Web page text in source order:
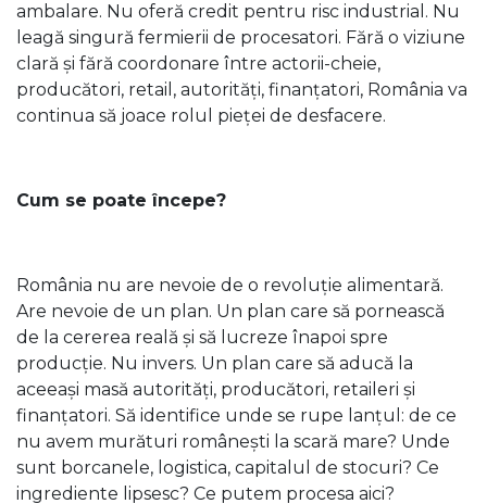
ambalare. Nu oferă credit pentru risc industrial. Nu
leagă singură fermierii de procesatori. Fără o viziune
clară și fără coordonare între actorii-cheie,
producători, retail, autorități, finanțatori, România va
continua să joace rolul pieței de desfacere.
Cum se poate începe?
România nu are nevoie de o revoluție alimentară.
Are nevoie de un plan. Un plan care să pornească
de la cererea reală și să lucreze înapoi spre
producție. Nu invers. Un plan care să aducă la
aceeași masă autorități, producători, retaileri și
finanțatori. Să identifice unde se rupe lanțul: de ce
nu avem murături românești la scară mare? Unde
sunt borcanele, logistica, capitalul de stocuri? Ce
ingrediente lipsesc? Ce putem procesa aici?